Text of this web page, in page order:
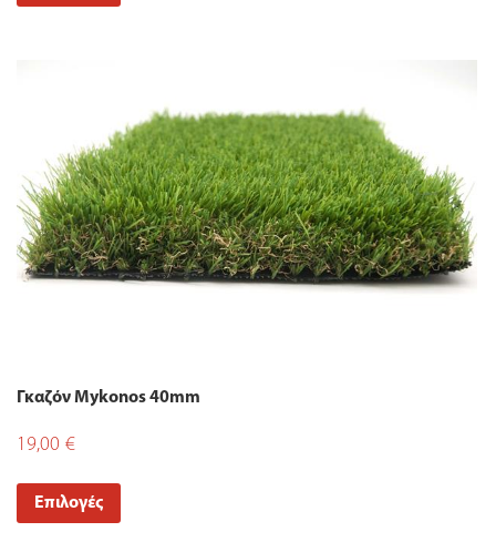
Γκαζόν Mykonos 40mm
19,00 €
Επιλογές